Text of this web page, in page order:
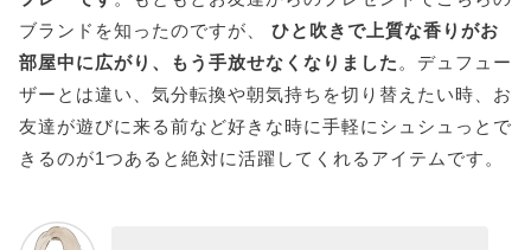
ブランドを知ったのですが、
ひと吹きで上質な香りがお
部屋中に広がり、もう手放せなくなりました 。デュフュー
ザーとは違い、気分転換や朝気持ちを切り替えたい時、お
友達が遊びに来る前など好きな時に手軽にシュシュっとで
きるのが1つあると絶対に活躍してくれるアイテムです。